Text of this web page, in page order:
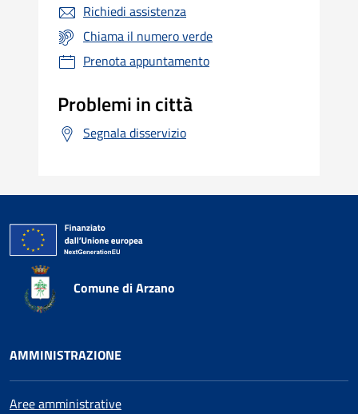
Richiedi assistenza
Chiama il numero verde
Prenota appuntamento
Problemi in città
Segnala disservizio
Comune di Arzano
AMMINISTRAZIONE
Aree amministrative